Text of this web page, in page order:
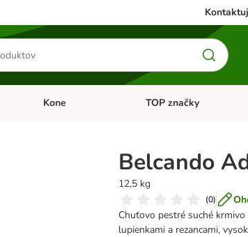
zvieratáOtvoriť menu: Vtáky
Kone Otvoriť menu: Kone
TOP značky
Belcando
12,5 kg
(0)
Chuťovo pestré suché
lupienkami a rezancami,